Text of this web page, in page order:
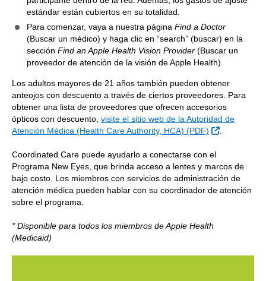
estándar están cubiertos en su totalidad.
Para comenzar, vaya a nuestra página Find a Doctor
(Buscar un médico) y haga clic en “search” (buscar) en la
sección Find an Apple Health Vision Provider (Buscar un
proveedor de atención de la visión de Apple Health).
Los adultos mayores de 21 años también pueden obtener
anteojos con descuento a través de ciertos proveedores. Para
obtener una lista de proveedores que ofrecen accesorios
ópticos con descuento, visite el sitio web de la Autoridad de
Atención Médica (Health Care Authority, HCA) (PDF)
Sitio
Coordinated Care puede ayudarlo a conectarse con el
Programa New Eyes, que brinda acceso a lentes y marcos de
bajo costo. Los miembros con servicios de administración de
atención médica pueden hablar con su coordinador de atención
sobre el programa.
* Disponible para todos los miembros de Apple Health
(Medicaid)